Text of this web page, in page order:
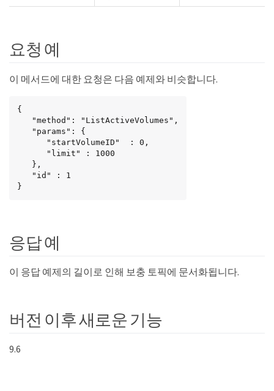
요청 예
이 메서드에 대한 요청은 다음 예제와 비슷합니다.
{
}
응답 예
이 응답 예제의 길이로 인해 보충 토픽에 문서화됩니다.
버전 이후 새로운 기능
9.6